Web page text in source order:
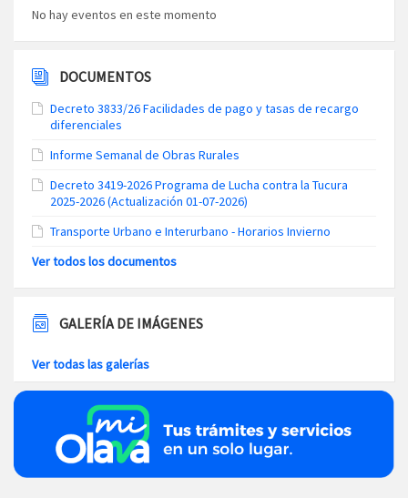
No hay eventos en este momento
DOCUMENTOS
Decreto 3833/26 Facilidades de pago y tasas de recargo
diferenciales
Informe Semanal de Obras Rurales
Decreto 3419-2026 Programa de Lucha contra la Tucura
2025-2026 (Actualización 01-07-2026)
Transporte Urbano e Interurbano - Horarios Invierno
Ver todos los documentos
GALERÍA DE IMÁGENES
Ver todas las galerías